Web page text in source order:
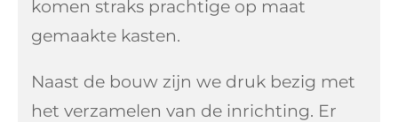
komen straks prachtige op maat
gemaakte kasten.
Naast de bouw zijn we druk bezig met
het verzamelen van de inrichting. Er